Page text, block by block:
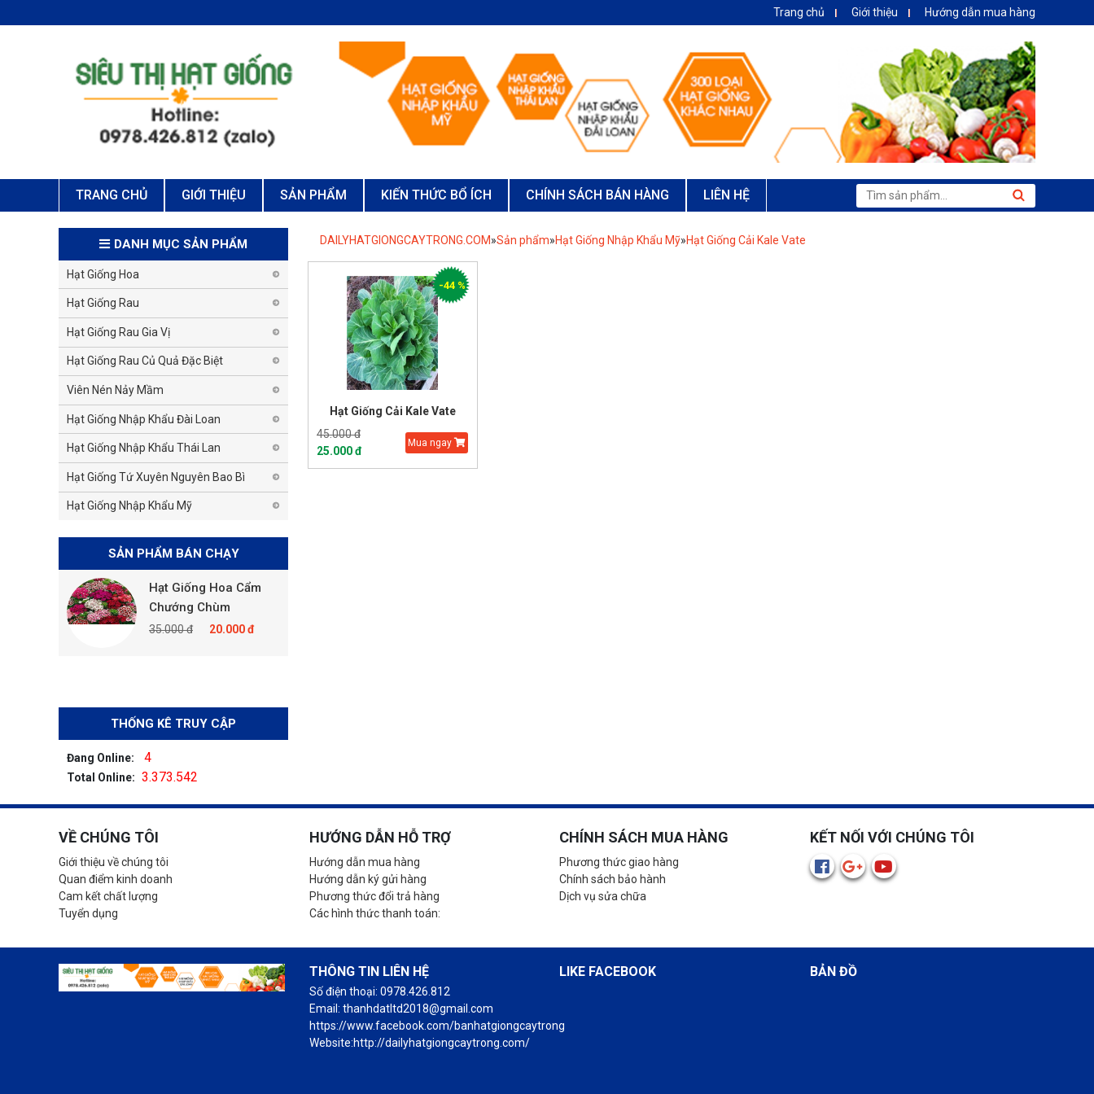
Trang chủ Giới thiệu Hướng dẫn mua hàng
TRANG CHỦ GIỚI THIỆU SẢN PHẨM KIẾN THỨC BỔ ÍCH CHÍNH SÁCH BÁN HÀNG LIÊN HỆ
DAILYHATGIONGCAYTRONG.COM»Sản phẩm»Hạt Giống Nhập Khẩu Mỹ»Hạt Giống Cải Kale Vate
Hạt Giống Cải Kale Vate
45.000 đ
25.000 đ
Mua ngay
-44 %
DANH MỤC SẢN PHẨM
Hạt Giống Hoa
Hạt Giống Rau
Hạt Giống Rau Gia Vị
Hạt Giống Rau Củ Quả Đặc Biệt
Viên Nén Nảy Mầm
Hạt Giống Nhập Khẩu Đài Loan
Hạt Giống Nhập Khẩu Thái Lan
Hạt Giống Tứ Xuyên Nguyên Bao Bì
Hạt Giống Nhập Khẩu Mỹ
SẢN PHẨM BÁN CHẠY
Hạt Giống Hoa Cẩm
Chướng Chùm
35.000 đ 20.000 đ
THỐNG KÊ TRUY CẬP
Đang Online: 4
Total Online: 3.373.542
VỀ CHÚNG TÔI
Giới thiệu về chúng tôi
Quan điểm kinh doanh
Cam kết chất lượng
Tuyển dụng
HƯỚNG DẪN HỖ TRỢ
Hướng dẫn mua hàng
Hướng dẫn ký gửi hàng
Phương thức đổi trả hàng
Các hình thức thanh toán:
CHÍNH SÁCH MUA HÀNG
Phương thức giao hàng
Chính sách bảo hành
Dịch vụ sửa chữa
KẾT NỐI VỚI CHÚNG TÔI
THÔNG TIN LIÊN HỆ
Số điện thoại: 0978.426.812
Email: thanhdatltd2018@gmail.com
https://www.facebook.com/banhatgiongcaytrong
Website:http://dailyhatgiongcaytrong.com/
LIKE FACEBOOK BẢN ĐỒ